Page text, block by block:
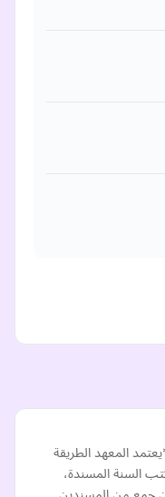
المعهد الطريقة
السنة المسندة،